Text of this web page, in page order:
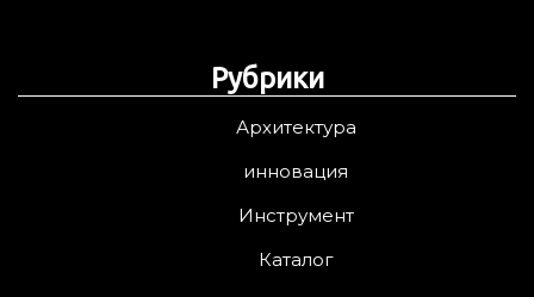
Рубрики
Архитектура
инновация
Инструмент
Каталог